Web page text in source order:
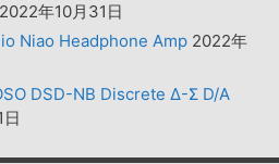
2022年10月31日
Niao Headphone Amp 2022年
DSD-NB Discrete Δ-Σ D/A